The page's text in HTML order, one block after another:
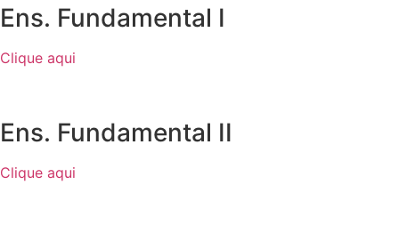
Ens. Fundamental I
Clique aqui
Ens. Fundamental II
Clique aqui